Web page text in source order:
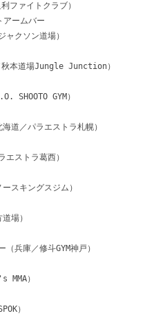
イトクラブ）
ムバー
ソン道場）
道場Jungle Junction）
GYM）
／パラエストラ札幌）
トラ葛西）
キングスジム）
場）
庫／修斗GYM神戸）
）
）